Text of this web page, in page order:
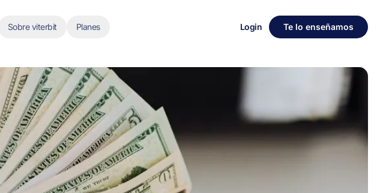
Login Te lo enseñamos
Sobre viterbit Planes